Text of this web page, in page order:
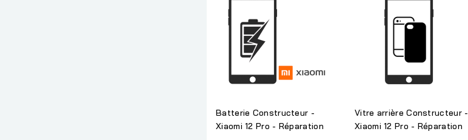
Batterie Constructeur -
Xiaomi 12 Pro - Réparation
Vitre arrière Constructeur -
Xiaomi 12 Pro - Réparation